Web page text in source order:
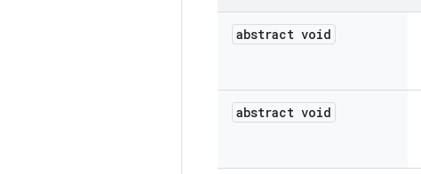
abstract void
abstract void